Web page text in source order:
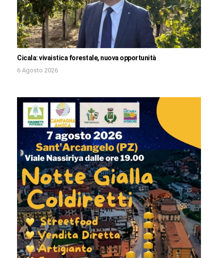
Cicala: vivaistica forestale, nuova opportunità
6 Agosto 2026